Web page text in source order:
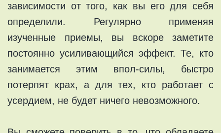
зависимости от того, как вы его для себя
определили. Регулярно применяя
изученные приемы, вы вскоре заметите
постоянно усиливающийся эффект. Те, кто
занимается этим впол-силы, быстро
потерпят крах, а для тех, кто работает с
усердием, не будет ничего невозможного.